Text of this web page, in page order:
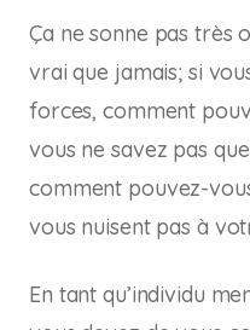
Ça ne sonne pas très
vrai que jamais; si
forces, comment
vous ne savez pas
comment pouvez-
vous nuisent pas à
En tant qu’individu